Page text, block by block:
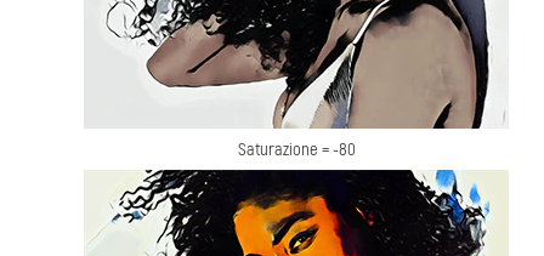
Saturazione = -80